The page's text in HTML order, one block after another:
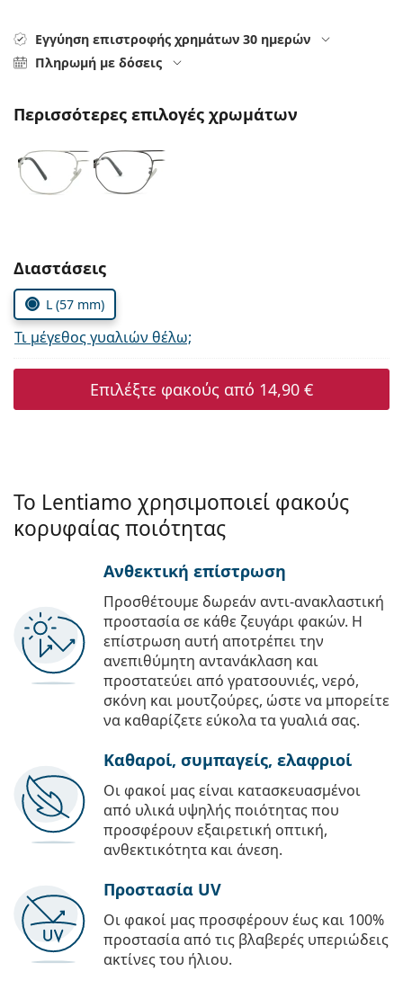
Prada
Εγγύηση επιστροφής χρημάτων 30 ημερών
Πληρωμή με δόσεις
Περισσότερες επιλογές χρωμάτων
Συμπληρώστε τις παράμετρους
Διαστάσεις
L (57 mm)
Τι μέγεθος γυαλιών θέλω;
Επιλέξτε φακούς από 14,90 €
Το Lentiamo χρησιμοποιεί φακούς
κορυφαίας ποιότητας
Ανθεκτική επίστρωση
Προσθέτουμε δωρεάν αντι-ανακλαστική
προστασία σε κάθε ζευγάρι φακών. Η
επίστρωση αυτή αποτρέπει την
ανεπιθύμητη αντανάκλαση και
προστατεύει από γρατσουνιές, νερό,
σκόνη και μουτζούρες, ώστε να μπορείτε
να καθαρίζετε εύκολα τα γυαλιά σας.
Καθαροί, συμπαγείς, ελαφριοί
Οι φακοί μας είναι κατασκευασμένοι
από υλικά υψηλής ποιότητας που
προσφέρουν εξαιρετική οπτική,
ανθεκτικότητα και άνεση.
Προστασία UV
Οι φακοί μας προσφέρουν έως και 100%
προστασία από τις βλαβερές υπεριώδεις
ακτίνες του ήλιου.